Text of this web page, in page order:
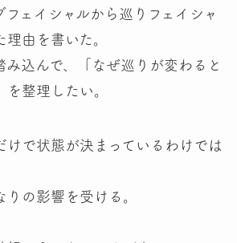
ェイシャルから巡りフェイシャ
由を書いた。
込んで、「なぜ巡りが変わると
整理したい。
けで状態が決まっているわけでは
の影響を受ける。